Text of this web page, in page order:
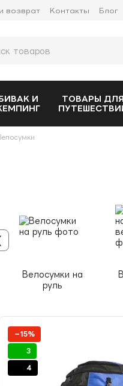
возврат Контакты Блог
БИВАК И
ТОВАРЫ ДЛЯ
Велосумки на
руль
−15%
3
4